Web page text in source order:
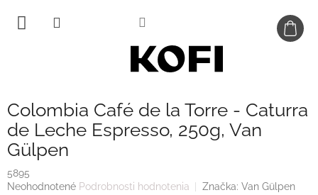
obsah
Colombia Café de la Torre - Caturra
de Leche Espresso, 250g, Van
Gülpen
5895
Priemerné
Neohodnotené Podrobnosti hodnotenia Značka: Van Gülpen